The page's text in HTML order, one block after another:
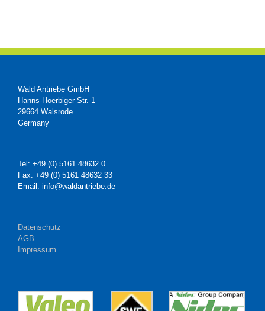
Wald Antriebe GmbH
Hanns-Hoerbiger-Str. 1
29664 Walsrode
Germany
Tel: +49 (0) 5161 48632 0
Fax: +49 (0) 5161 48632 33
Email: info@waldantriebe.de
Datenschutz
AGB
Impressum